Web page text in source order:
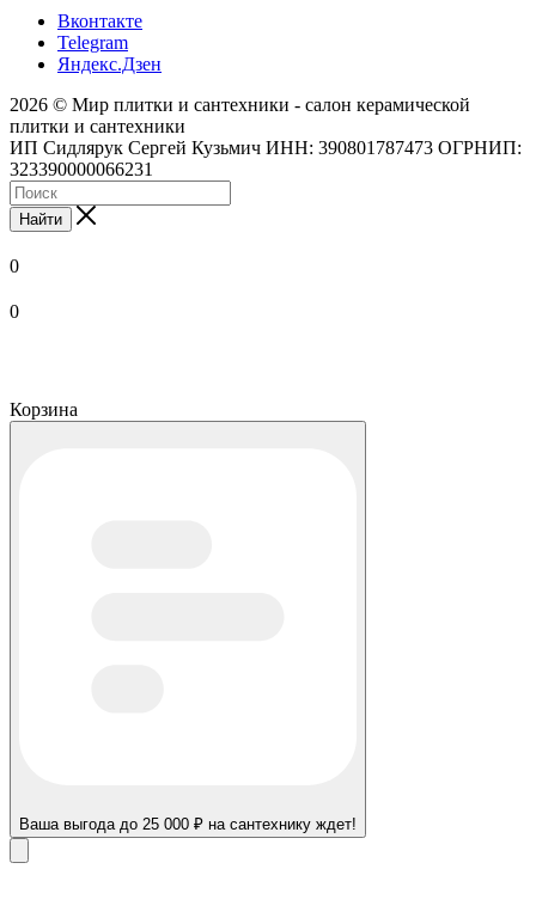
Вконтакте
Telegram
Яндекс.Дзен
2026 © Мир плитки и сантехники - салон керамической
плитки и сантехники
ИП Сидлярук Сергей Кузьмич ИНН: 390801787473 ОГРНИП:
323390000066231
Найти
0
0
Корзина
Ваша выгода до 25 000 ₽ на сантехнику ждет!